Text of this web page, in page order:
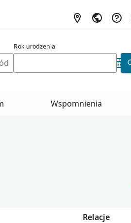
Rok urodzenia
Wspomnienia
Relacje